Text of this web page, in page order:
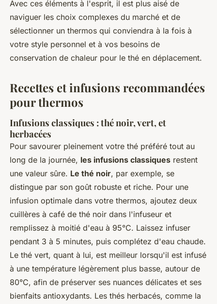
Avec ces éléments à l'esprit, il est plus aisé de
naviguer les choix complexes du marché et de
sélectionner un thermos qui conviendra à la fois à
votre style personnel et à vos besoins de
conservation de chaleur pour le thé en déplacement.
Recettes et infusions recommandées
pour thermos
Infusions classiques : thé noir, vert, et
herbacées
Pour savourer pleinement votre thé préféré tout au
long de la journée, les infusions classiques restent
une valeur sûre. Le thé noir, par exemple, se
distingue par son goût robuste et riche. Pour une
infusion optimale dans votre thermos, ajoutez deux
cuillères à café de thé noir dans l'infuseur et
remplissez à moitié d'eau à 95°C. Laissez infuser
pendant 3 à 5 minutes, puis complétez d'eau chaude.
Le thé vert, quant à lui, est meilleur lorsqu'il est infusé
à une température légèrement plus basse, autour de
80°C, afin de préserver ses nuances délicates et ses
bienfaits antioxydants. Les thés herbacés, comme la